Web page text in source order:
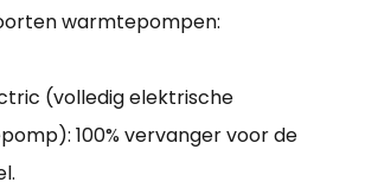
warmtepompen:
(volledig elektrische
100% vervanger voor de